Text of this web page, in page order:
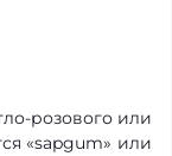
розового или
«sapgum» или